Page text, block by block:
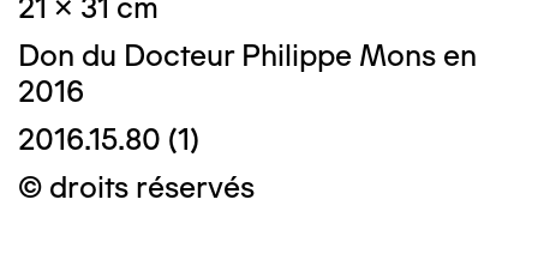
21 x 31 cm
Don du Docteur Philippe Mons en
2016
2016.15.80 (1)
© droits réservés